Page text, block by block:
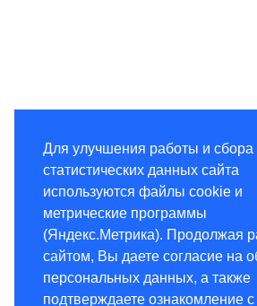
Для улучшения работы и сбора
статистических данных сайта
используются файлы cookie и
метрические программы
(Яндекс.Метрика). Продолжая
сайтом, Вы даете согласие на
персональных данных, а также
подтверждаете ознакомление с